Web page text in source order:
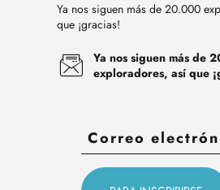
Ya nos siguen más de 20.000
que ¡gracias!
Ya nos siguen más de
exploradores, así que